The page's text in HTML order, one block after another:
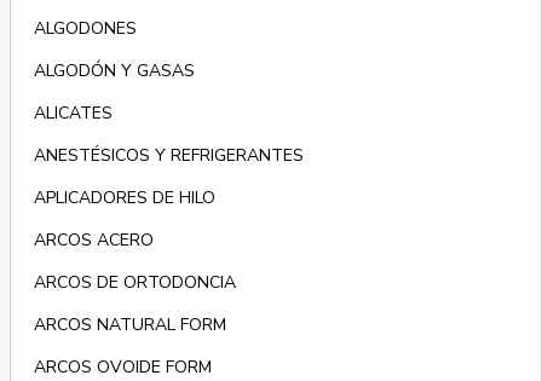
ALGODONES
ALGODÓN Y GASAS
ALICATES
ANESTÉSICOS Y REFRIGERANTES
APLICADORES DE HILO
ARCOS ACERO
ARCOS DE ORTODONCIA
ARCOS NATURAL FORM
ARCOS OVOIDE FORM